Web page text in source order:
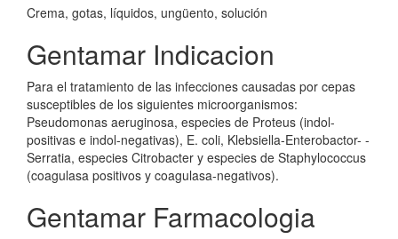
Crema, gotas, líquidos, ungüento, solución
Gentamar Indicacion
Para el tratamiento de las infecciones causadas por cepas
susceptibles de los siguientes microorganismos:
Pseudomonas aeruginosa, especies de Proteus (indol-
positivas e indol-negativas), E. coli, Klebsiella-Enterobactor- -
Serratia, especies Citrobacter y especies de Staphylococcus
(coagulasa positivos y coagulasa-negativos).
Gentamar Farmacologia